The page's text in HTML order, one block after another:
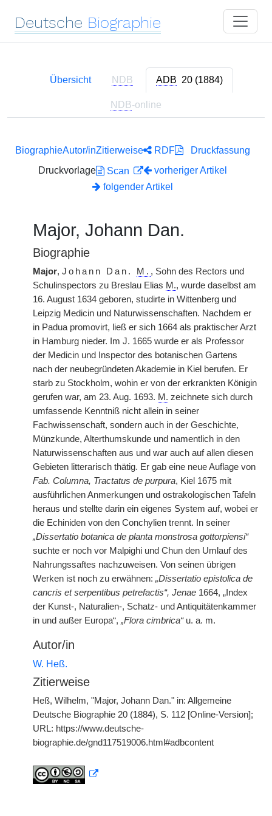
Deutsche Biographie
Übersicht NDB ADB 20 (1884)
NDB-online
BiographieAutor/inZitierweise RDF
Druckfassung
Druckvorlage
Scan
vorheriger Artikel
folgender Artikel
Major, Johann Dan.
Biographie
Major, Johann Dan. M. , Sohn des Rectors und
Schulinspectors zu Breslau Elias M., wurde daselbst am
16. August 1634 geboren, studirte in Wittenberg und
Leipzig Medicin und Naturwissenschaften. Nachdem er
in Padua promovirt, ließ er sich 1664 als praktischer Arzt
in Hamburg nieder. Im J. 1665 wurde er als Professor
der Medicin und Inspector des botanischen Gartens
nach der neubegründeten Akademie in Kiel berufen. Er
starb zu Stockholm, wohin er von der erkrankten Königin
gerufen war, am 23. Aug. 1693. M. zeichnete sich durch
umfassende Kenntniß nicht allein in seiner
Fachwissenschaft, sondern auch in der Geschichte,
Münzkunde, Alterthumskunde und namentlich in den
Naturwissenschaften aus und war auch auf allen diesen
Gebieten litterarisch thätig. Er gab eine neue Auflage von
Fab. Columna, Tractatus de purpura, Kiel 1675 mit
ausführlichen Anmerkungen und ostrakologischen Tafeln
heraus und stellte darin ein eigenes System auf, wobei er
die Echiniden von den Conchylien trennt. In seiner
„Dissertatio botanica de planta monstrosa gottorpiensi“
suchte er noch vor Malpighi und Chun den Umlauf des
Nahrungssaftes nachzuweisen. Von seinen übrigen
Werken ist noch zu erwähnen: „Dissertatio epistolica de
cancris et serpentibus petrefactis“, Jenae 1664, „Index
der Kunst-, Naturalien-, Schatz- und Antiquitätenkammer
in und außer Europa“, „Flora cimbrica“u. a. m.
Autor/in
W. Heß.
Zitierweise
Heß, Wilhelm, "Major, Johann Dan." in: Allgemeine
Deutsche Biographie 20 (1884), S. 112 [Online-Version];
URL: https://www.deutsche-
biographie.de/gnd117519006.html#adbcontent